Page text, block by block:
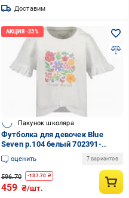
Доставим
Пакунок школяра
Футболка для девочек Blue
Seven р.104 белый 702391-
00/0001
оценить 7 вариантов
596.70 -137.70 ₴
459 ₴/шт.